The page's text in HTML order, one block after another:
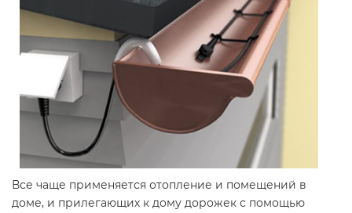
Все чаще применяется отопление и помещений в
доме, и прилегающих к дому дорожек с помощью